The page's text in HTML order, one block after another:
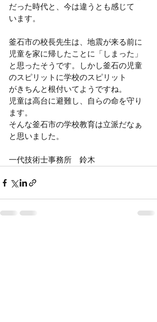
だった時代と、今は違うとも感じて
います。
釜石市の校長先生は、地震が来る前に
児童を家に帰したことに「しまった」
と思ったそうです。しかし釜石の児童
のスピリットに学校のスピリット
がきちんと根付いてようですね。
児童は高台に避難し、自らの命を守り
ます。
そんな釜石市の学校教育は立派だなぁ
と思いました。
一代技術士事務所　鈴木